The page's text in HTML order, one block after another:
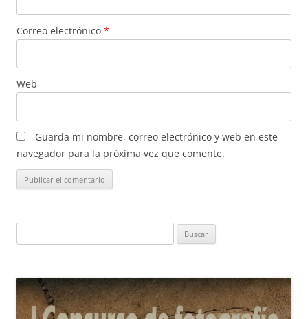
Correo electrónico *
Web
Guarda mi nombre, correo electrónico y web en este
navegador para la próxima vez que comente.